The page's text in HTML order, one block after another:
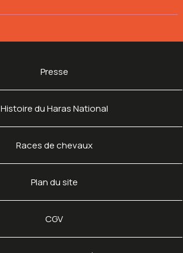
Presse
Histoire du Haras National
Races de chevaux
Plan du site
CGV